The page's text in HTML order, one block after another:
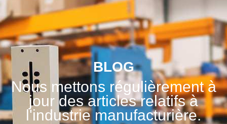
BLOG
Nous mettons régulièrement à
jour des articles relatifs à
l'industrie manufacturière.